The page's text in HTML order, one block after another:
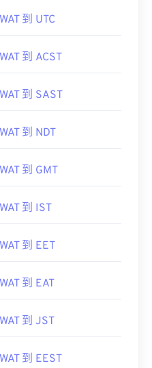
WAT 到 UTC
WAT 到 ACST
WAT 到 SAST
WAT 到 NDT
WAT 到 GMT
WAT 到 IST
WAT 到 EET
WAT 到 EAT
WAT 到 JST
WAT 到 EEST